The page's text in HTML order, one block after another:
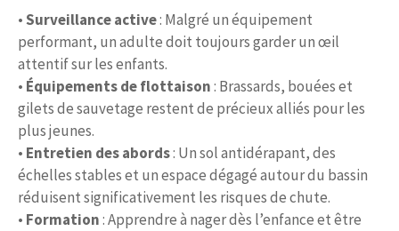
•Surveillance active: Malgré un équipement
performant, un adulte doit toujours garder un œil
attentif sur les enfants.
• Équipements de flottaison: Brassards, bouées et
gilets de sauvetage restent de précieux alliés pour les
plus jeunes.
• Entretien des abords: Un sol antidérapant, des
échelles stables et un espace dégagé autour du bassin
réduisent significativement les risques de chute.
• Formation: Apprendre à nager dès l’enfance et être